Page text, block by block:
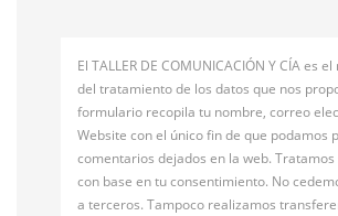
El TALLER DE COMUNICACIÓN Y CÍA es
del tratamiento de los datos que nos
formulario recopila tu nombre, correo
Website con el único fin de que podamos
comentarios dejados en la web. Tratamos
con base en tu consentimiento. No
a terceros. Tampoco realizamos